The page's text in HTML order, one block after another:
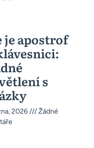
je apostrof
s
2026
Žádné